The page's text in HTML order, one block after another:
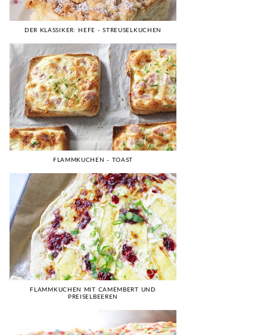
DER KLASSIKER: HEFE - STREUSELKUCHEN
FLAMMKUCHEN - TOAST
FLAMMKUCHEN MIT CAMEMBERT UND
PREISELBEEREN